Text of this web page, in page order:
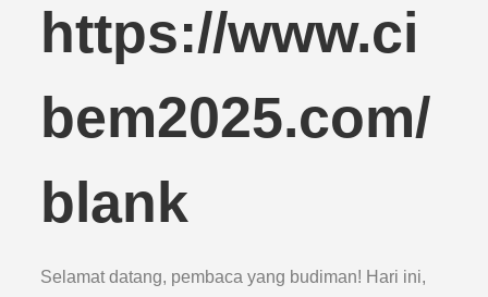
https://www.ci
bem2025.com/
blank
Selamat datang, pembaca yang budiman! Hari ini,